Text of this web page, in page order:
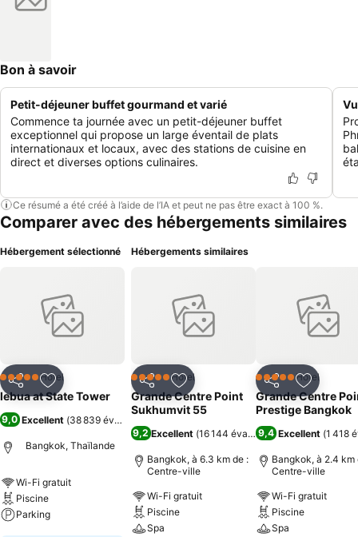
Bon à savoir
Petit-déjeuner buffet gourmand et varié
Commence ta journée avec un petit-déjeuner buffet
exceptionnel qui propose un large éventail de plats
internationaux et locaux, avec des stations de cuisine en
direct et diverses options culinaires.
Ce résumé a été créé à l’aide de l’IA et peut ne pas être exact à 100 %.
Comparer avec des hébergements similaires
Hébergement sélectionné
PartagerAjouter à mes favoris
5 Étoiles Hôtel
lebua at State Tower
9,0 Excellent (38 839 évaluations
Bangkok, Thaïlande
Wi-Fi gratuit
Piscine
Parking
Hébergements similaires
PartagerAjouter à mes favoris
5 Étoiles Hôtel
Grande Centre Point
Sukhumvit 55
9,2 Excellent (16 144 évaluations)
Bangkok, à 6.3 km de :
Centre-ville
Wi-Fi gratuit
Piscine
Spa
PartagerAjouter
5 Étoiles Hôtel
Grande Centre
Prestige Bangkok
9,4 Excellent (1 418
Bangkok, à 2.4 km
Centre-ville
Wi-Fi gratuit
Piscine
Spa